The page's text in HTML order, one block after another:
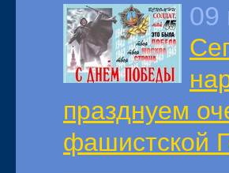
09
празднуем
фашистской